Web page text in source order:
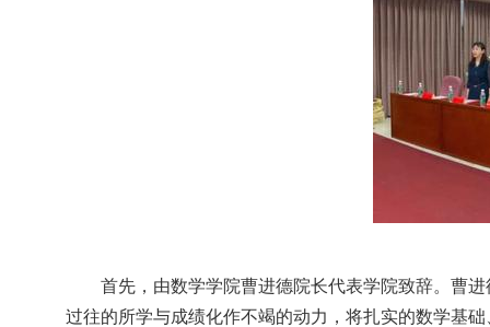
首先，由数学学院曹进德院长代表学院致辞。曹
过往的所学与成绩化作不竭的动力，将扎实的数学基